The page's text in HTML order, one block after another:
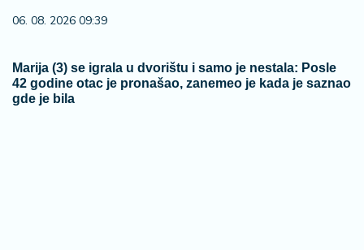
06. 08. 2026 09:39
Marija (3) se igrala u dvorištu i samo je nestala: Posle
42 godine otac je pronašao, zanemeo je kada je saznao
gde je bila